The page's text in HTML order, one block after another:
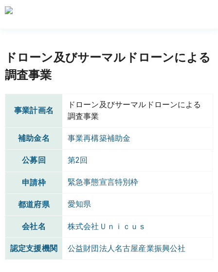
ドローン及びサーマルドローンによる
調査事業
事業計画名
ドローン及びサーマルドローンによる
調査事業
補助金名 事業再構築補助金
公募回 第2回
申請枠 緊急事態宣言特別枠
都道府県 愛知県
会社名 株式会社Ｕｎｉｃｕｓ
認定支援機関 公益財団法人名古屋産業振興公社